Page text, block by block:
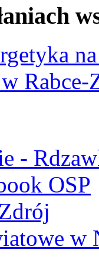
Rabce-
-
OSP
w